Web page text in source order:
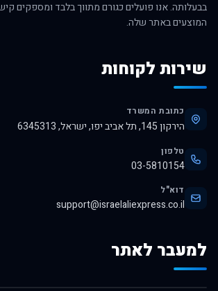
בבעלותה. אנו פועלים כגורם מתווך בלבד ומספקים
המוצעים באתר שלה.
שירות לקוחות
כתובת המשרד
הירקון 145, תל אביב יפו, ישראל, 6345313
טלפון
03-5810154
דוא"ל
support@israelaliexpress.co.il
למעבר לאתר
לרכישה באלי אקספרס